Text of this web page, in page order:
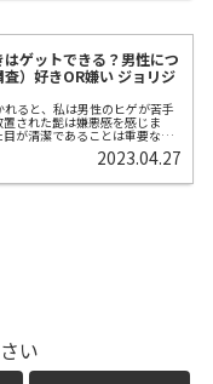
はゲットできる？男性につ
）好きOR嫌い ジョリジ
ると、私は男性のヒゲが苦手
された髭は嫌悪感を感じま
が清潔であることは重要なポ
も、その気になれば男性にと
イテムとしても使えますし、
2023.04.27
い